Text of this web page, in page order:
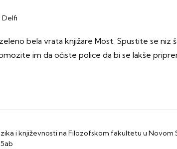
Delfi
bela vrata knjižare Most. Spustite se niz
im da očiste police da bi se lakše
i književnosti na Filozofskom fakultetu u Novom